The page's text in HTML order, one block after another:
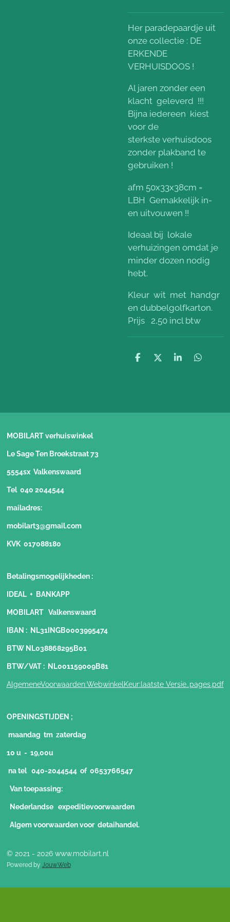
Her paradepaardje uit
onze collectie : DE
ERKENDE
VERHUISDOOS !
Al jaren zonder een
klacht geleverd !!!
Bijna iedereen kiest
voor de
sterkste verhuisdoos
zonder plakband te
gebruiken !
afm 50x33x38cm =
LBH Gemakkelijk in-
en uitvouwen !!
Ideaal bij lokale
verhuizingen omdat je
minder dozen nodig
hebt.
Kleur wit met handgr
en dubbelgolfkarton.
Prijs 2,50 incl btw
D
D
S
D
MOBILART verhuiswinkel
Le Sage Ten Broekstraat 73
5554sx Valkenswaard
Tel 040 2044544
mailadres:
mobilart3@gmail.com
KVK 017088180
Betalingsmogelijkheden:
IDEAL + BANKAPP
MOBILART Valkenswaard
IBAN : NL31INGB0003995474
BTW NL038868295B01
BTW/VAT : NL001159009B81
AlgemeneVoorwaarden:WebwinkelKeur:laatste Versie..pages.pdf
OPENINGSTIJDEN ;
maandag tm zaterdag
10 u - 19,00u
na tel 040-2044544 of 0653766547
Van toepassing:
Nederlandse expeditievoorwaarden
Algem voorwaarden voor detaihandel.
© 2021 - 2026 www.mobilart.nl
Powered by JouwWeb